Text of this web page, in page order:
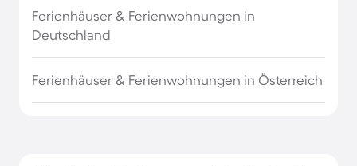
Ferienhäuser & Ferienwohnungen in
Deutschland
Ferienhäuser & Ferienwohnungen in Österreich